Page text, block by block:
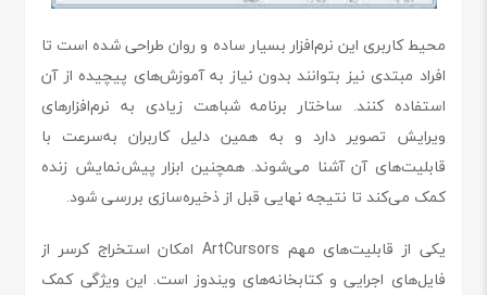
محیط کاربری این نرم‌افزار بسیار ساده و روان طراحی شده است تا
افراد مبتدی نیز بتوانند بدون نیاز به آموزش‌های پیچیده از آن
استفاده کنند. ساختار برنامه شباهت زیادی به نرم‌افزارهای
ویرایش تصویر دارد و به همین دلیل کاربران به‌سرعت با
قابلیت‌های آن آشنا می‌شوند. همچنین ابزار پیش‌نمایش زنده
کمک می‌کند تا نتیجه نهایی قبل از ذخیره‌سازی بررسی شود.
یکی از قابلیت‌های مهم ArtCursors امکان استخراج کرسر از
فایل‌های اجرایی و کتابخانه‌های ویندوز است. این ویژگی کمک